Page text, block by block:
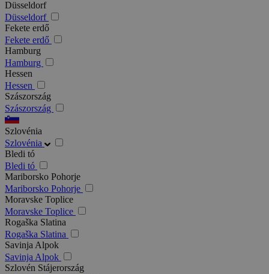
Düsseldorf
Düsseldorf
Fekete erdő
Fekete erdő
Hamburg
Hamburg
Hessen
Hessen
Szászország
Szászország
Szlovénia
Szlovénia
Bledi tó
Bledi tó
Mariborsko Pohorje
Mariborsko Pohorje
Moravske Toplice
Moravske Toplice
Rogaška Slatina
Rogaška Slatina
Savinja Alpok
Savinja Alpok
Szlovén Stájerország